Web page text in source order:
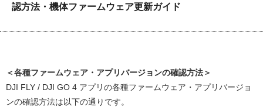
認方法・機体ファームウェア更新ガイド
＜各種ファームウェア・アプリバージョンの確認方法＞
DJI FLY / DJI GO 4 アプリの各種ファームウェア・アプリバージョ
ンの確認方法は以下の通りです。